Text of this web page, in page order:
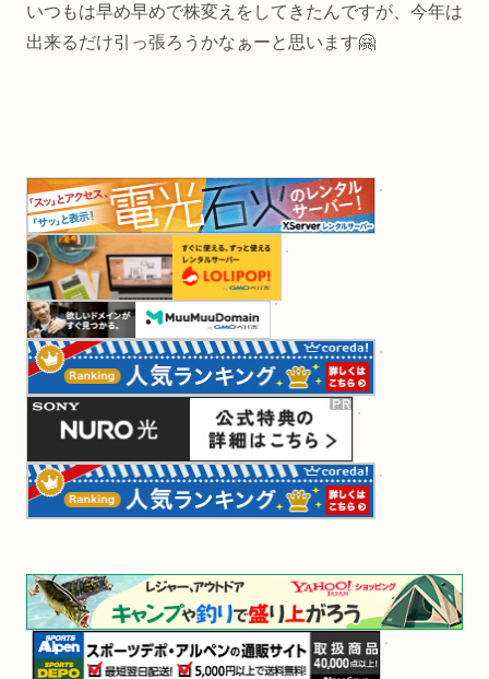
いつもは早め早めで株変えをしてきたんですが、今年は
出来るだけ引っ張ろうかなぁーと思います🤗